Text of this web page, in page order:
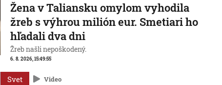
Žena v Taliansku omylom vyhodila
žreb s výhrou milión eur. Smetiari ho
hľadali dva dni
Žreb našli nepoškodený.
6. 8. 2026, 15:49:55
Svet Video